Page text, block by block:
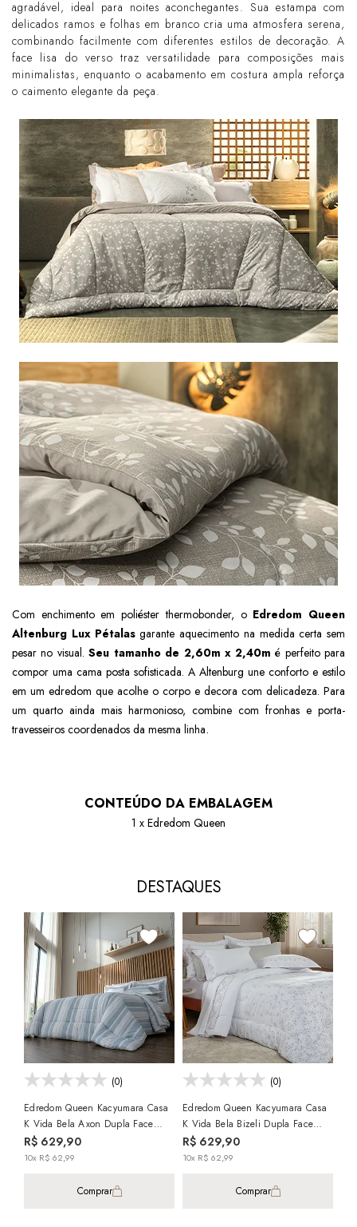
agradável, ideal para noites aconchegantes. Sua estampa com
delicados ramos e folhas em branco cria uma atmosfera serena,
combinando facilmente com diferentes estilos de decoração. A
face lisa do verso traz versatilidade para composições mais
minimalistas, enquanto o acabamento em costura ampla reforça
o caimento elegante da peça.
Com enchimento em poliéster thermobonder, o Edredom Queen
Altenburg Lux Pétalasgarante aquecimento na medida certa sem
pesar no visual.Seu tamanho de 2,60m x 2,40m é perfeito para
compor uma cama posta sofisticada. A Altenburg une conforto e estilo
em um edredom que acolhe o corpo e decora com delicadeza. Para
um quarto ainda mais harmonioso, combine com fronhas e porta-
travesseiros coordenados da mesma linha.
CONTEÚDO DA EMBALAGEM
1 x Edredom Queen
DESTAQUES
(0)
Edredom Queen Kacyumara Casa
K Vida Bela Axon Dupla Face
100% Algodão Egípcio Percal 200
Fios
R$ 629,90
10x R$ 62,99
Comprar
(0)
Edredom Queen Kacyumara Casa
K Vida Bela Bizeli Dupla Face
100% Algodão Egípcio Percal 200
Fios
R$ 629,90
10x R$ 62,99
Comprar